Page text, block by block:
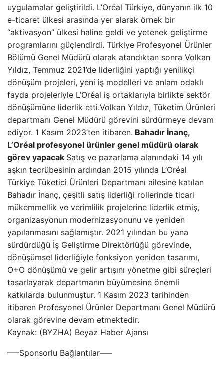
uygulamalar geliştirildi. L’Oréal Türkiye, dünyanın ilk 10
e-ticaret ülkesi arasında yer alarak örnek bir
“aktivasyon” ülkesi haline geldi ve yetenek geliştirme
programlarını güçlendirdi. Türkiye Profesyonel Ürünler
Bölümü Genel Müdürü olarak atandıktan sonra Volkan
Yıldız, Temmuz 2021’de liderliğini yaptığı yenilikçi
dönüşüm projeleri, yeni iş modelleri ve anlam odaklı
fayda projeleriyle L’Oréal iş ortaklarıyla birlikte sektör
dönüşümüne liderlik etti.Volkan Yıldız, Tüketim Ürünleri
departmanı Genel Müdürü görevini sürdürmeye devam
ediyor. 1 Kasım 2023’ten itibaren. Bahadır İnanç,
L’Oréal profesyonel ürünler genel müdürü olarak
görev yapacak Satış ve pazarlama alanındaki 14 yılı
aşkın tecrübesinin ardından 2015 yılında L’Oréal
Türkiye Tüketici Ürünleri Departmanı ailesine katılan
Bahadır İnanç, çeşitli satış liderliği rollerinde ticari
mükemmellik ve verimlilik projelerine liderlik etmiş,
organizasyonun modernizasyonunu ve yeniden
yapılanmasını sağlamıştır. 2021 yılından bu yana
sürdürdüğü İş Geliştirme Direktörlüğü görevinde,
dönüşümsel liderliğiyle fonksiyon yeniden tasarımı,
O+O dönüşümü ve gelir artışını yönetme gibi süreçleri
tasarlayarak departmanın büyümesine önemli
katkılarda bulunmuştur. 1 Kasım 2023 tarihinden
itibaren Profesyonel Ürünler Departmanı Genel Müdürü
olarak görevine devam etmektedir.
Kaynak: (BYZHA) Beyaz Haber Ajansı
—–Sponsorlu Bağlantılar—–